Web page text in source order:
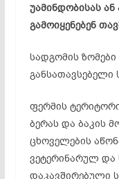
უამინდობისას ან
გამოიყენებენ
სადგომის
ფერმის
ბერას და ბაკის
ცხოველების
ვეტერინარულ და
დაკავშირებული